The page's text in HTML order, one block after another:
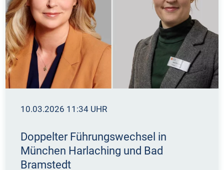
10.03.2026 11:34 UHR
Doppelter Führungswechsel in
München Harlaching und Bad
Bramstedt